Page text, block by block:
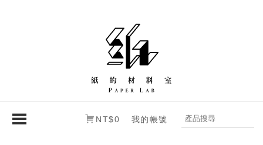
NT$0 我的帳號